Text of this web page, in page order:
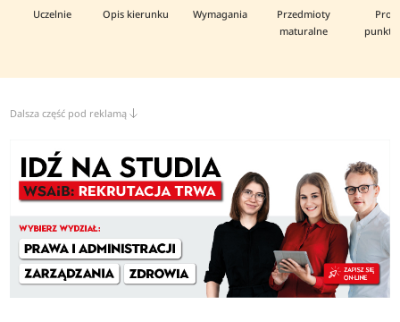
Uczelnie Opis kierunku Wymagania
Przedmioty
maturalne
Dalsza część pod reklamą